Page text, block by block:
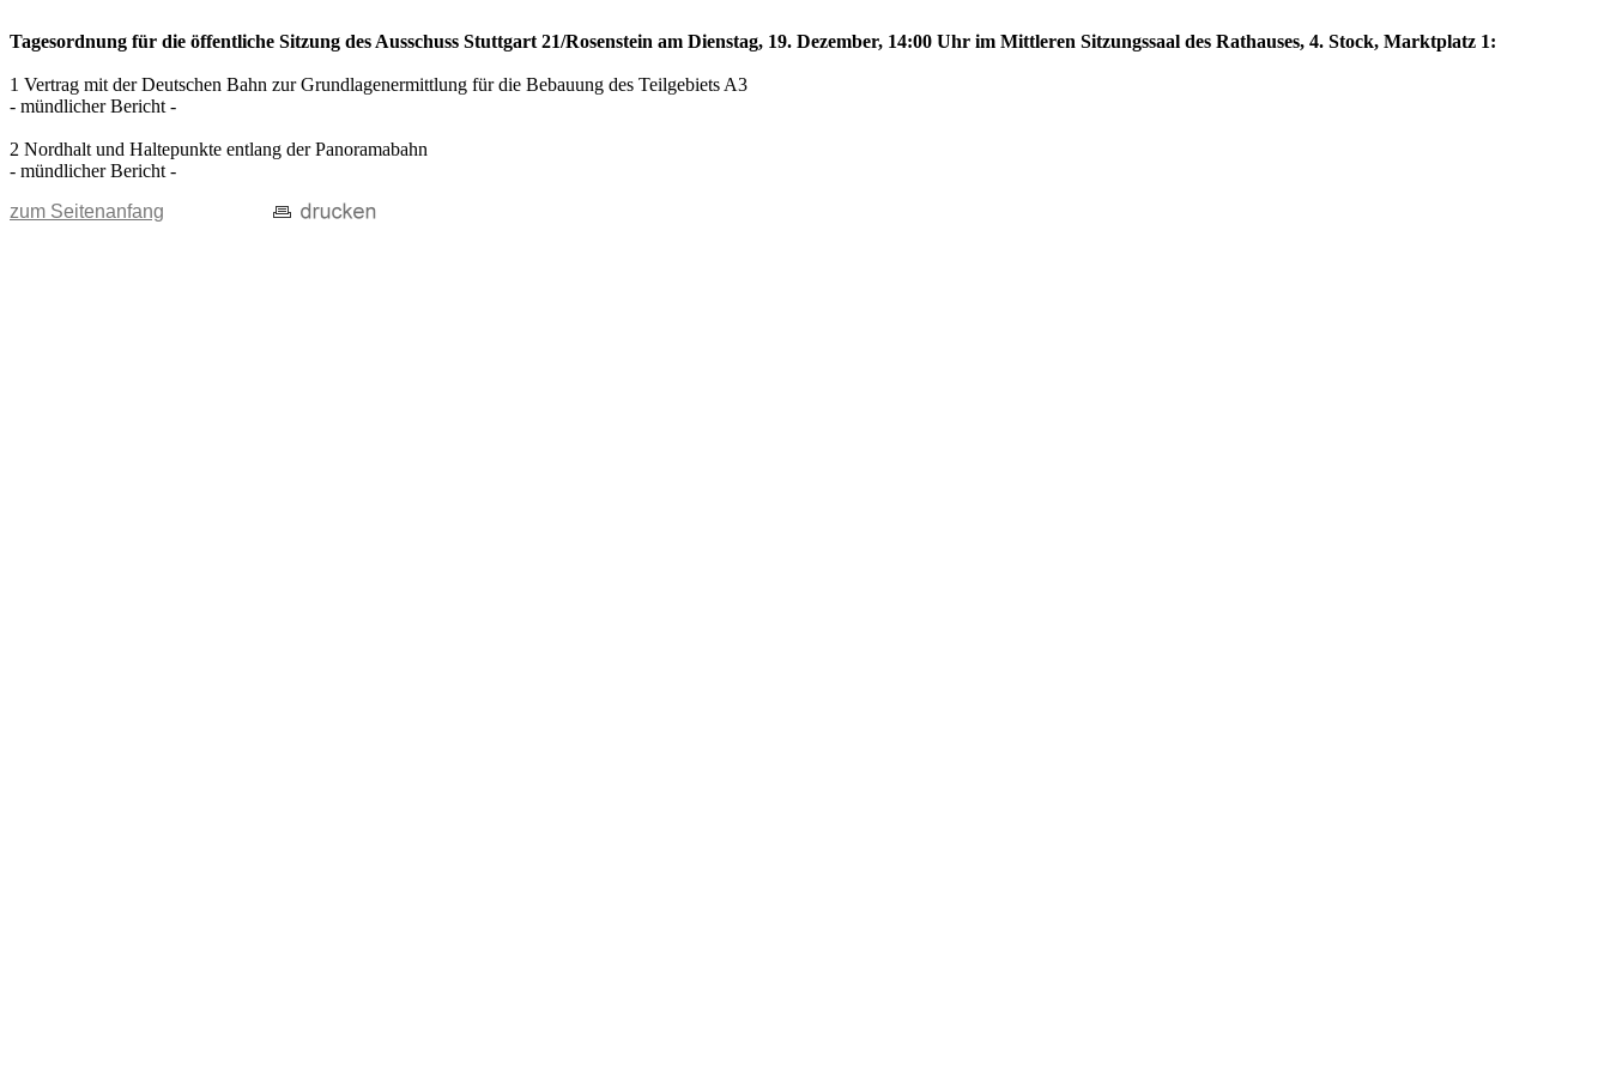
Tagesordnung für die öffentliche Sitzung des Ausschuss Stuttgart 21/Rosenstein am Dienstag, 19. Dezember, 14:00 Uhr im Mittleren Sitzungssaal des Rathauses, 4. Stock, Marktplatz 1:
1 Vertrag mit der Deutschen Bahn zur Grundlagenermittlung für die Bebauung des Teilgebiets A3
- mündlicher Bericht -
2 Nordhalt und Haltepunkte entlang der Panoramabahn
- mündlicher Bericht -
zum Seitenanfang